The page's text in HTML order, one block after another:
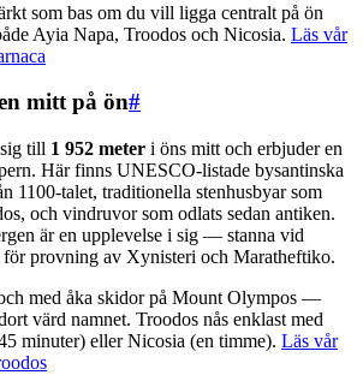
som bas om du vill ligga centralt på ön
Ayia Napa, Troodos och Nicosia. Läs vår
mitt på ön#
till 1 952 meter i öns mitt och erbjuder en
Här finns UNESCO-listade bysantinska
1100-talet, traditionella stenhusbyar som
och vindruvor som odlats sedan antiken.
är en upplevelse i sig — stanna vid
provning av Xynisteri och Maratheftiko.
med åka skidor på Mount Olympos —
värd namnet. Troodos nås enklast med
minuter) eller Nicosia (en timme). Läs vår